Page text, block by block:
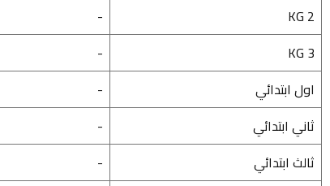
KG 2
-
KG 3
-
اول ابتدائي
-
ثاني ابتدائي
-
ثالث ابتدائي
-